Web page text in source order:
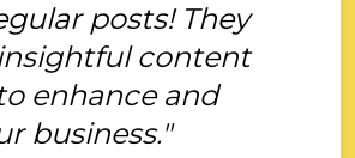
posts! They
content
enhance and
business."